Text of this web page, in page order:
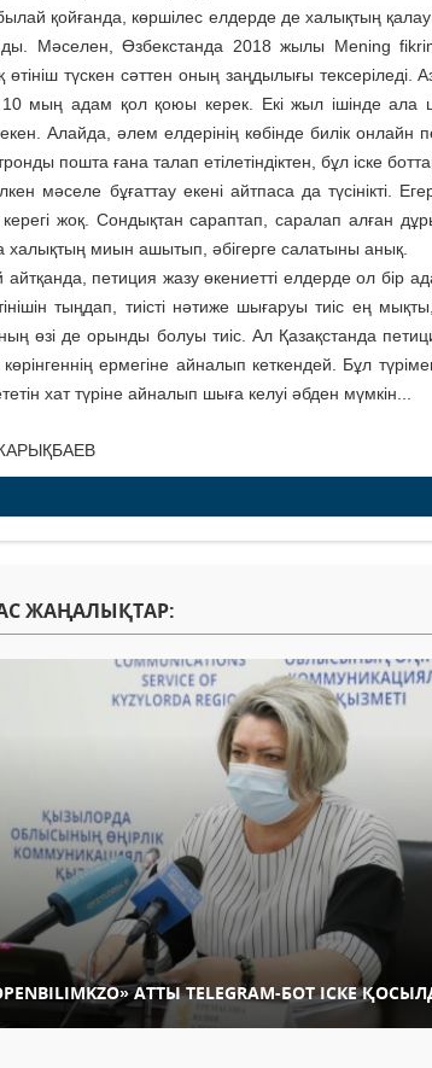
қойғанда, көршілес елдерде де халықтың
Мәселен, Өзбекстанда 2018 жылы Mening
түскен сәттен оның заңдылығы
10 мың адам қол қоюы керек. Екі жыл ішінде
екен. Алайда, әлем елдерінің көбінде билік
пошта ғана талап етілетіндіктен, бұл іске
мәселе бұғаттау екені айтпаса да
жоқ. Сондықтан сараптап, саралап алған
халықтың миын ашытып, әбігерге салатыны анық.
айтқанда, петиция жазу өкениетті елдерде ол
тыңдап, тиісті нәтиже шығаруы тиіс ең
өзі де орынды болуы тиіс. Ал Қазақстанда
көрінгеннің ермегіне айналып кеткендей. Бұл
хат түріне айналып шыға келуі әбден мүмкін...
ЖАҢАЛЫҚТАР:
АТТЫ TELEGRAM-БОТ ІСКЕ